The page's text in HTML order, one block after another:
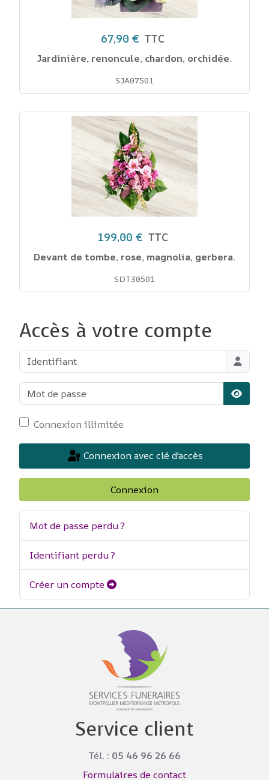
67,90 € TTC
Jardinière, renoncule, chardon, orchidée.
SJA07501
199,00 € TTC
Devant de tombe, rose, magnolia, gerbera.
SDT30501
Accès à votre compte
Identifiant
Mot de passe
Connexion illimitée
Connexion avec clé d'accès
Connexion
Mot de passe perdu ?
Identifiant perdu ?
Créer un compte
Service client
Tél. : 05 46 96 26 66
Formulaires de contact